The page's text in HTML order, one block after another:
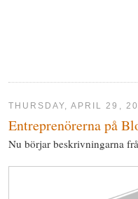
THURSDAY, APRIL 29,
Entreprenörerna på
Nu börjar beskrivningarna